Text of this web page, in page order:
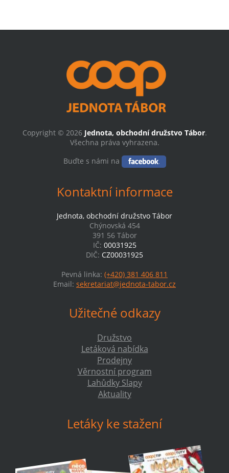
Copyright © 2026 Jednota, obchodní družstvo Tábor.
Všechna práva vyhrazena.
Buďte s námi na
Kontaktní informace
Jednota, obchodní družstvo Tábor
Chýnovská 454
391 56 Tábor
IČ: 00031925
DIČ: CZ00031925
Pevná linka: (+420) 381 406 811
Email: sekretariat@jednota-tabor.cz
Užitečné odkazy
Družstvo
Letáková nabídka
Prodejny
Věrnostní program
Lahůdky Slapy
Aktuality
Letáky ke stažení